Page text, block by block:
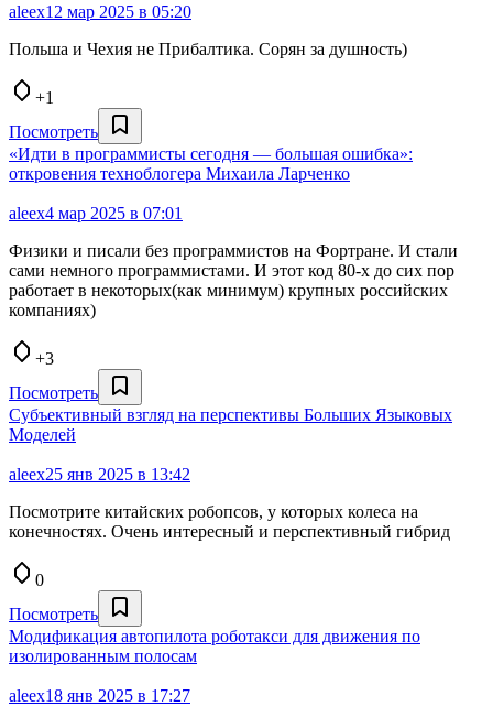
aleex12 мар 2025 в 05:20
Польша и Чехия не Прибалтика. Сорян за душность)
+1
Посмотреть
«Идти в программисты сегодня — большая ошибка»:
откровения техноблогера Михаила Ларченко
aleex4 мар 2025 в 07:01
Физики и писали без программистов на Фортране. И стали
сами немного программистами. И этот код 80-х до сих пор
работает в некоторых(как минимум) крупных российских
компаниях)
+3
Посмотреть
Субъективный взгляд на перспективы Больших Языковых
Моделей
aleex25 янв 2025 в 13:42
Посмотрите китайских робопсов, у которых колеса на
конечностях. Очень интересный и перспективный гибрид
0
Посмотреть
Модификация автопилота роботакси для движения по
изолированным полосам
aleex18 янв 2025 в 17:27